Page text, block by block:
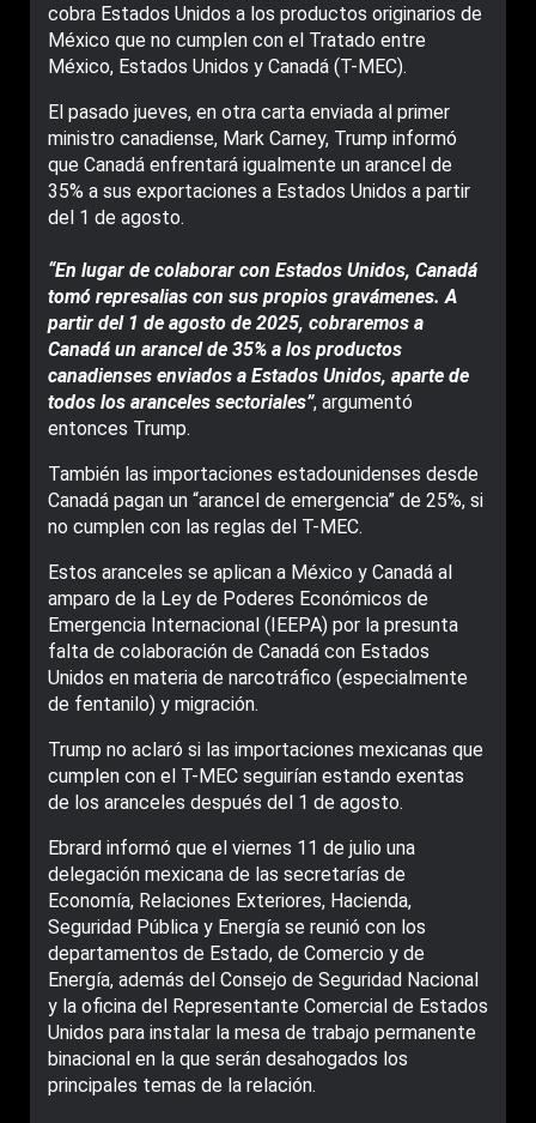
cobra Estados Unidos a los productos originarios de
México que no cumplen con el Tratado entre
México, Estados Unidos y Canadá (T-MEC).
El pasado jueves, en otra carta enviada al primer
ministro canadiense, Mark Carney, Trump informó
que Canadá enfrentará igualmente un arancel de
35% a sus exportaciones a Estados Unidos a partir
del 1 de agosto.
“En lugar de colaborar con Estados Unidos, Canadá
tomó represalias con sus propios gravámenes. A
partir del 1 de agosto de 2025, cobraremos a
Canadá un arancel de 35% a los productos
canadienses enviados a Estados Unidos, aparte de
todos los aranceles sectoriales”, argumentó
entonces Trump.
También las importaciones estadounidenses desde
Canadá pagan un “arancel de emergencia” de 25%, si
no cumplen con las reglas del T-MEC.
Estos aranceles se aplican a México y Canadá al
amparo de la Ley de Poderes Económicos de
Emergencia Internacional (IEEPA) por la presunta
falta de colaboración de Canadá con Estados
Unidos en materia de narcotráfico (especialmente
de fentanilo) y migración.
Trump no aclaró si las importaciones mexicanas que
cumplen con el T-MEC seguirían estando exentas
de los aranceles después del 1 de agosto.
Ebrard informó que el viernes 11 de julio una
delegación mexicana de las secretarías de
Economía, Relaciones Exteriores, Hacienda,
Seguridad Pública y Energía se reunió con los
departamentos de Estado, de Comercio y de
Energía, además del Consejo de Seguridad Nacional
y la oficina del Representante Comercial de Estados
Unidos para instalar la mesa de trabajo permanente
binacional en la que serán desahogados los
principales temas de la relación.